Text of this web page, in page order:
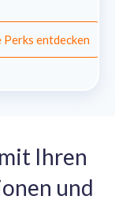
Perks entdecken
Ihren
und